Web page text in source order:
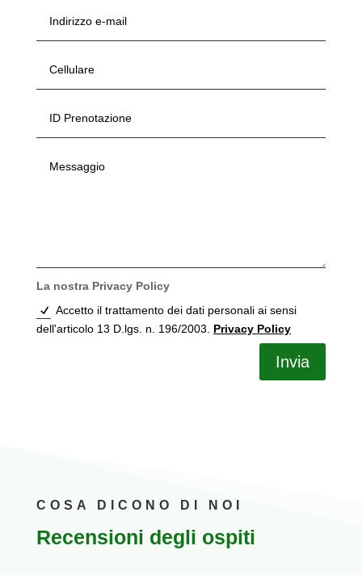
La nostra Privacy Policy
Accetto il trattamento dei dati personali ai sensi
dell'articolo 13 D.lgs. n. 196/2003. Privacy Policy
Invia
COSA DICONO DI NOI
Recensioni degli ospiti